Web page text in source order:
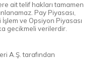
ait telif hakları tamamen
Pay Piyasası,
ve Opsiyon Piyasası
gecikmeli verilerdir.
A.Ş. tarafından